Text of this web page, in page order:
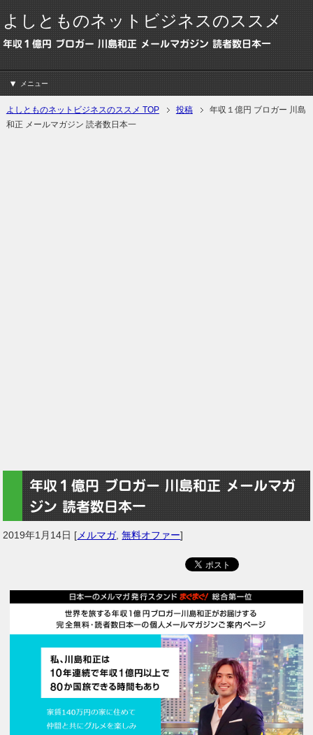
よしとものネットビジネスのススメ
年収１億円 ブロガー 川島和正 メールマガジン 読者数日本一
メニュー
よしとものネットビジネスのススメ TOP 投稿
年収１億円 ブロガー 川島
和正 メールマガジン 読者数日本一
年収１億円 ブロガー 川島和正 メールマガ
ジン 読者数日本一
2019年1月14日 [ メルマガ,無料オファー]